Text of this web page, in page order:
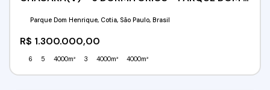
R$ 1.300.000,00
Parque Dom Henrique, Cotia, São Paulo, Brasil
6 5 4000m² 3 4000m² 4000m²